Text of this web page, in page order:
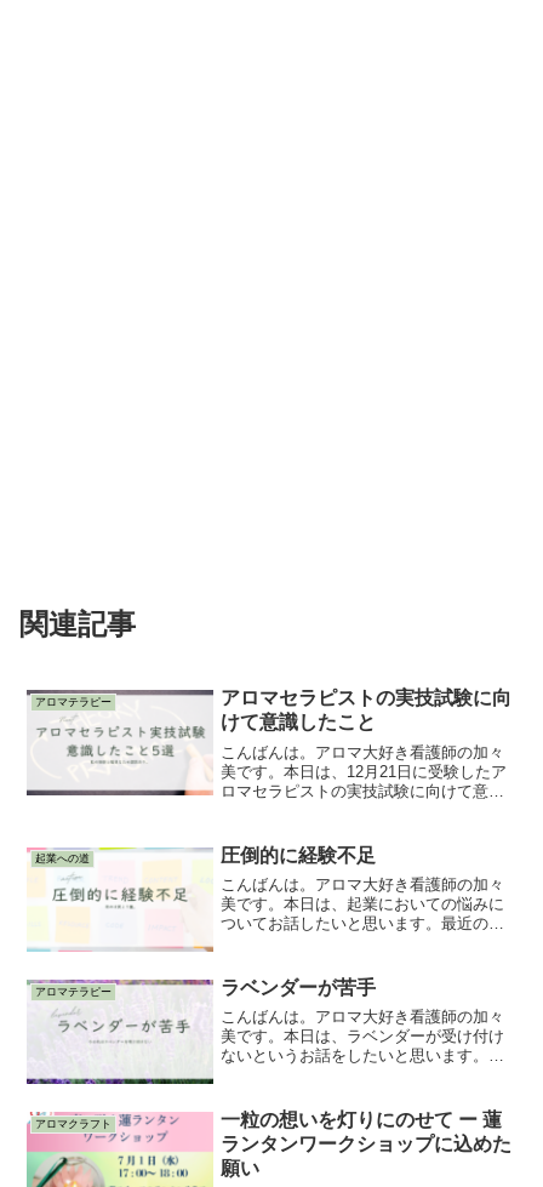
関連記事
アロマテラピー
アロマセラピストの実技試験に向
けて意識したこと
こんばんは。アロマ大好き看護師の加々
美です。本日は、12月21日に受験したア
ロマセラピストの実技試験に向けて意識
小限にした。食べ物を注意した。本番さ
ながらの練習を何度...
起業への道 圧倒的に経験不足
こんばんは。アロマ大好き看護師の加々
美です。本日は、起業においての悩みに
ついてお話したいと思います。最近の私
た時からずっと目標に掲げていることで
す。ですが、その中で思う...
アロマテラピー ラベンダーが苦手
こんばんは。アロマ大好き看護師の加々
美です。本日は、ラベンダーが受け付け
ないというお話をしたいと思います。誰
な香りの中に甘さと清々しさを併せ持つ
有名なハーブ。精油におい...
アロマクラフト
一粒の想いを灯りにのせて ー 蓮
ランタンワークショップに込めた
願い